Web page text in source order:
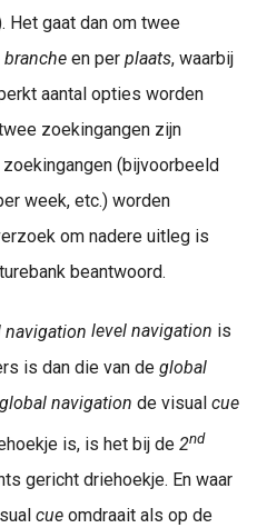
Het gaat dan om twee
branche en per plaats, waarbij
aantal opties worden
zoekingangen zijn
(bijvoorbeeld
week, etc.) worden
om nadere uitleg is
beantwoord.
navigation level navigation is
is dan die van de global
global navigation de visual cue
is, is het bij de 2nd
gericht driehoekje. En waar
cue omdraait als op de